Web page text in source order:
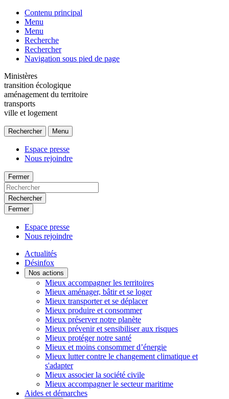
Contenu principal
Menu
Menu
Recherche
Rechercher
Navigation sous pied de page
Ministères
transition écologique
aménagement du territoire
transports
ville et logement
Rechercher Menu
Espace presse
Nous rejoindre
Fermer
Rechercher
Fermer
Espace presse
Nous rejoindre
Actualités
Désinfox
Nos actions
Mieux accompagner les territoires
Mieux aménager, bâtir et se loger
Mieux transporter et se déplacer
Mieux produire et consommer
Mieux préserver notre planète
Mieux prévenir et sensibiliser aux risques
Mieux protéger notre santé
Mieux et moins consommer d’énergie
Mieux lutter contre le changement climatique et
s'adapter
Mieux associer la société civile
Mieux accompagner le secteur maritime
Aides et démarches